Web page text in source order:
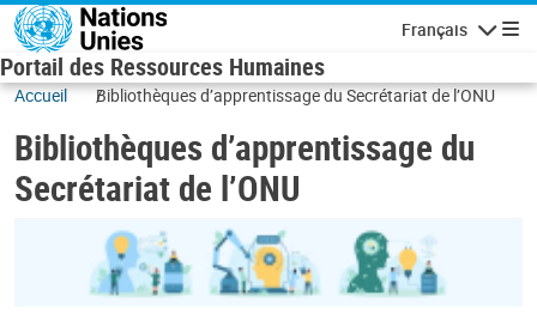
Skip to main content
Français
Portail des Ressources Humaines
Accueil Bibliothèques d’apprentissage du Secrétariat de l’ONU
Bibliothèques d’apprentissage du
Secrétariat de l’ONU